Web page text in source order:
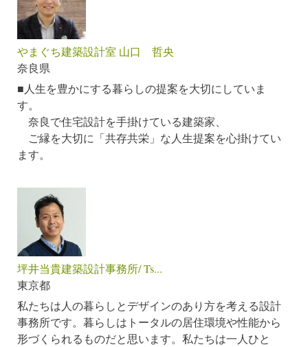
やまぐち建築設計室 山口 哲央
奈良県
■人生を豊かにする暮らしの提案を大切にしていま
す。
奈良で住宅設計を手掛けている建築家、
ご縁を大切に「共存共栄」な人生提案を心掛けてい
ます。
坪井当貴建築設計事務所/ Ts...
東京都
私たちは人の暮らしとデザインのあり方を考える設計
事務所です。暮らしはトータルの居住環境や性能から
形づくられるものだと思います。私たちは一人ひと